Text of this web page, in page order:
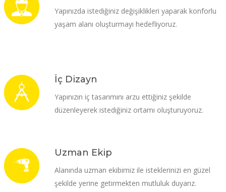
Yapınızda istediğiniz değişiklikleri yaparak konforlu
yaşam alanı oluşturmayı hedefliyoruz.
İç Dizayn
Yapınızın iç tasarımını arzu ettiğiniz şekilde
düzenleyerek istediğiniz ortamı oluşturuyoruz.
Uzman Ekip
Alanında uzman ekibimiz ile isteklerinizi en güzel
şekilde yerine getirmekten mutluluk duyarız.